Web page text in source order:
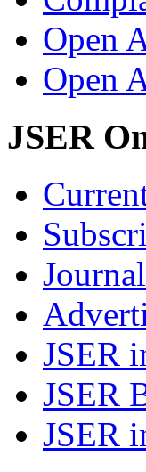
Open
Open
JSER
JSER
JSER
JSER